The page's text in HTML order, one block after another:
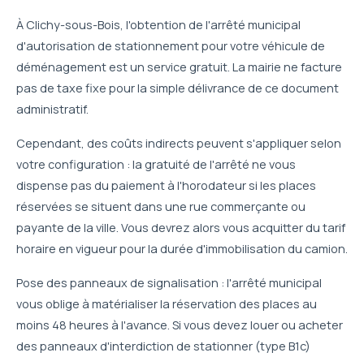
À Clichy-sous-Bois, l'obtention de l'arrêté municipal
d'autorisation de stationnement pour votre véhicule de
déménagement est un service gratuit. La mairie ne facture
pas de taxe fixe pour la simple délivrance de ce document
administratif.
Cependant, des coûts indirects peuvent s'appliquer selon
votre configuration : la gratuité de l'arrêté ne vous
dispense pas du paiement à l'horodateur si les places
réservées se situent dans une rue commerçante ou
payante de la ville. Vous devrez alors vous acquitter du tarif
horaire en vigueur pour la durée d'immobilisation du camion.
Pose des panneaux de signalisation : l'arrêté municipal
vous oblige à matérialiser la réservation des places au
moins 48 heures à l'avance. Si vous devez louer ou acheter
des panneaux d'interdiction de stationner (type B1c)